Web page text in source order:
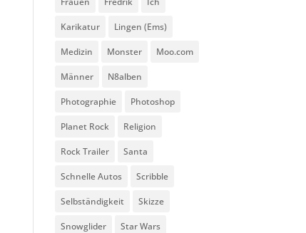
Karikatur Lingen (Ems)
Medizin Monster Moo.com
Männer N8alben
Photographie Photoshop
Planet Rock Religion
Rock Trailer Santa
Schnelle Autos Scribble
Selbständigkeit Skizze
Snowglider Star Wars